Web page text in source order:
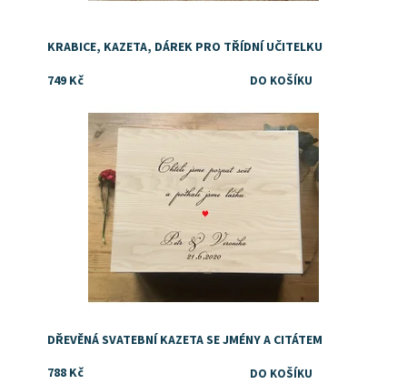
KRABICE, KAZETA, DÁREK PRO TŘÍDNÍ UČITELKU
749 Kč
Dostupnost:
Skladem
DŘEVĚNÁ SVATEBNÍ KAZETA SE JMÉNY A CITÁTEM
788 Kč